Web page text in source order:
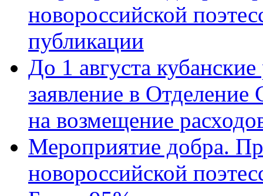
новороссийской
публикации
До 1 августа
заявление в
на возмещение
Мероприятие добра.
новороссийской